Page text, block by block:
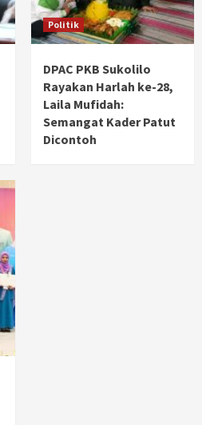
Politik
DPAC PKB Sukolilo
Rayakan Harlah ke-28,
Laila Mufidah:
Semangat Kader Patut
Dicontoh